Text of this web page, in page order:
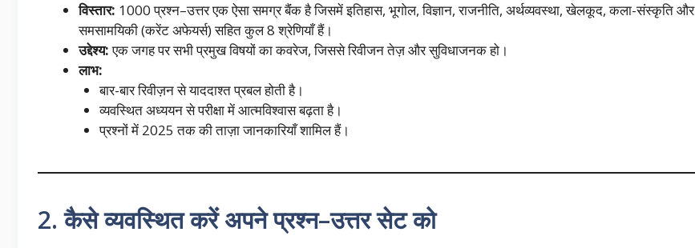
विस्तार: 1000 प्रश्न–उत्तर एक ऐसा समग्र बैंंक है जिसमें इतिहास, भूगोल, विज्ञान, राजनीति, अर्थव्यवस्था, खेलकूद, कला-संस्कृति और
समसामयिकी (करेंट अफेयर्स) सहित कुल 8 श्रेणियाँ हैं।
उद्देश्य:एक जगह पर सभी प्रमुख विषयों का कवरेज, जिससे रिवीजन तेज़ और सुविधाजनक हो।
लाभ:
बार-बार रिवीज़न से याददाश्त प्रबल होती है।
व्यवस्थित अध्ययन से परीक्षा में आत्मविश्वास बढ़ता है।
प्रश्नों में 2025 तक की ताज़ा जानकारियाँ शामिल हैं।
2. कैसे व्यवस्थित करें अपने प्रश्न–उत्तर सेट को